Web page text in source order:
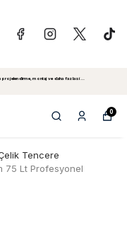
projelendirme, montaj ve daha fazlasi...
0
Tencere
75 Lt Profesyonel